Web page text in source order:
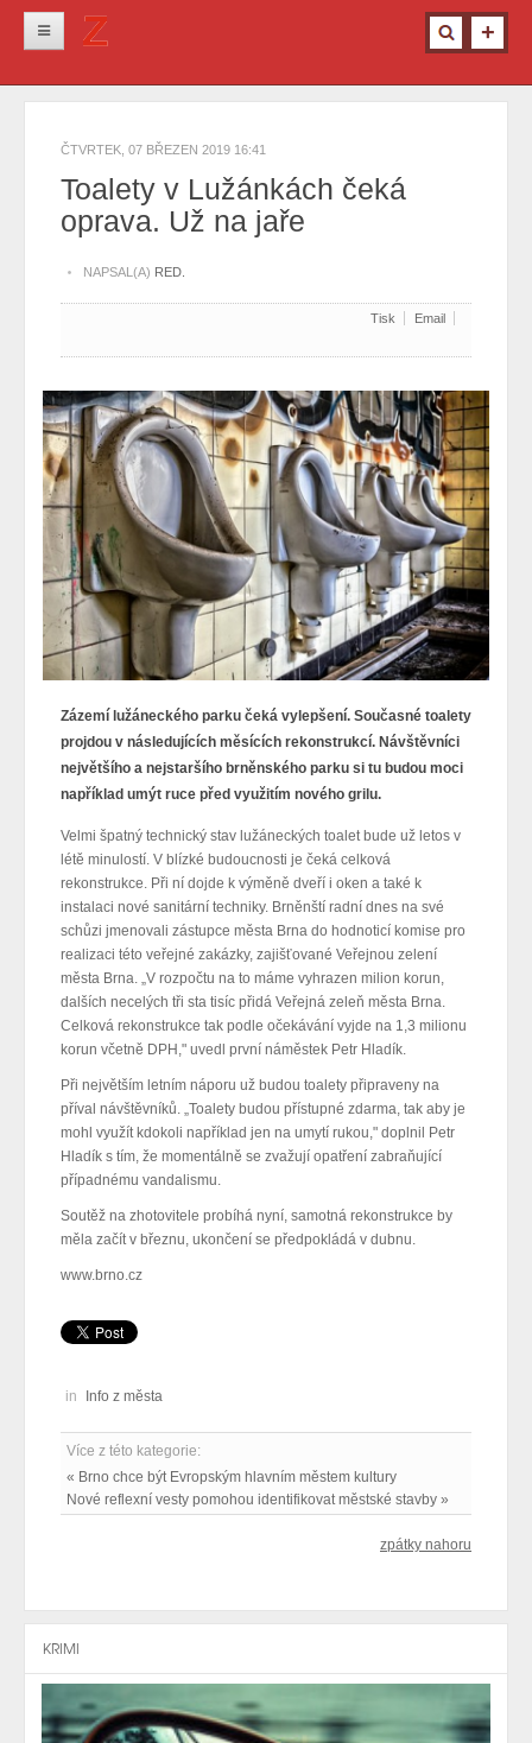
Kultura
Info z města
Ostatní
ČTVRTEK, 07 BŘEZEN 2019 16:41
Toalety v Lužánkách čeká
oprava. Už na jaře
NAPSAL(A) RED.
Tisk Email
Zázemí lužáneckého parku čeká vylepšení. Současné toalety
projdou v následujících měsících rekonstrukcí. Návštěvníci
největšího a nejstaršího brněnského parku si tu budou moci
například umýt ruce před využitím nového grilu.
Velmi špatný technický stav lužáneckých toalet bude už letos v
létě minulostí. V blízké budoucnosti je čeká celková
rekonstrukce. Při ní dojde k výměně dveří i oken a také k
instalaci nové sanitární techniky. Brněnští radní dnes na své
schůzi jmenovali zástupce města Brna do hodnoticí komise pro
realizaci této veřejné zakázky, zajišťované Veřejnou zelení
města Brna. „V rozpočtu na to máme vyhrazen milion korun,
dalších necelých tři sta tisíc přidá Veřejná zeleň města Brna.
Celková rekonstrukce tak podle očekávání vyjde na 1,3 milionu
korun včetně DPH," uvedl první náměstek Petr Hladík.
Při největším letním náporu už budou toalety připraveny na
příval návštěvníků. „Toalety budou přístupné zdarma, tak aby je
mohl využít kdokoli například jen na umytí rukou," doplnil Petr
Hladík s tím, že momentálně se zvažují opatření zabraňující
případnému vandalismu.
Soutěž na zhotovitele probíhá nyní, samotná rekonstrukce by
měla začít v březnu, ukončení se předpokládá v dubnu.
www.brno.cz
in Info z města
Více z této kategorie:
« Brno chce být Evropským hlavním městem kultury
Nové reflexní vesty pomohou identifikovat městské stavby »
zpátky nahoru
KRIMI